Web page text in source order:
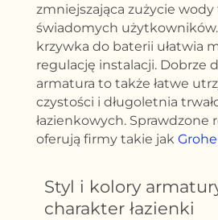
zmniejszająca zużycie
świadomych
krzywka do baterii ułatwia
regulację instalacji. Dobrze
armatura to także łatwe
czystości i długoletnia
łazienkowych. Sprawdzone
oferują firmy takie jak Grohe
Styl i kolory
charakter łazienki